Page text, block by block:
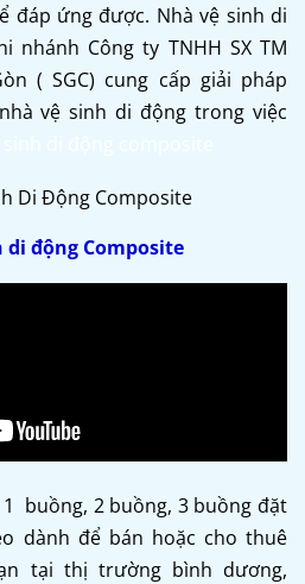
đáp ứng được. Nhà vệ sinh di
nhánh Công ty TNHH SX TM
( SGC) cung cấp giải pháp
vệ sinh di động trong việc
di động Composite
buồng, 2 buồng, 3 buồng đặt
dành để bán hoặc cho thuê
tại thị trường bình dương,